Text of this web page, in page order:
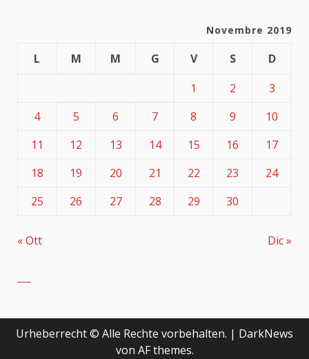
Novembre 2019
L M M G V S
D
1
2
3
4
5 6 7 8 9
10
11
12 13 14 15 16
17
18
19 20 21 22 23
24
25
26 27 28 29 30
« Ott Dic »
Urheberrecht © Alle Rechte vorbehalten. | DarkNews
von AF themes.